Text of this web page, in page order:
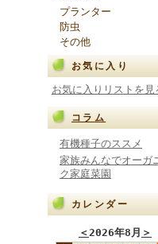
プランター
防虫
その他
お気に入り
お気に入りリストを見
コラム
有機種子のススメ
家族みんなでオーガ
ク家庭菜園
カレンダー
＜2026年8月 ＞